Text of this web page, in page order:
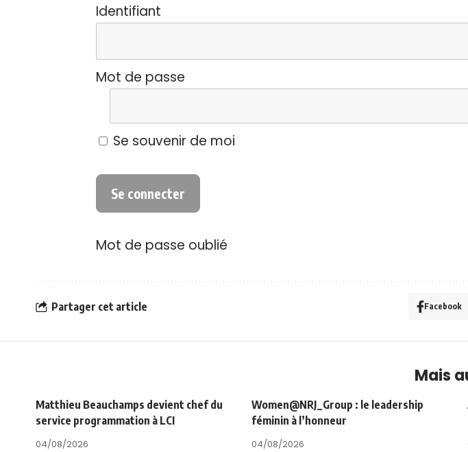
Identifiant
Mot de passe
Se souvenir de moi
Mot de passe oublié
Partager cet article Facebook
Mais
Matthieu Beauchamps devient chef du
service programmation à LCI
04/08/2026
Women@NRJ_Group : le leadership
féminin à l’honneur
04/08/2026